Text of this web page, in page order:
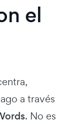
el
a través
. No es